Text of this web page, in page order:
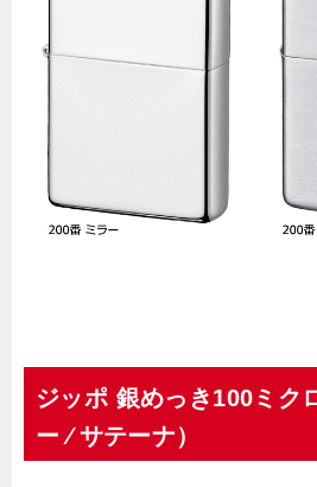
ジッポ 銀めっき100ミク
ー ⁄ サテーナ）